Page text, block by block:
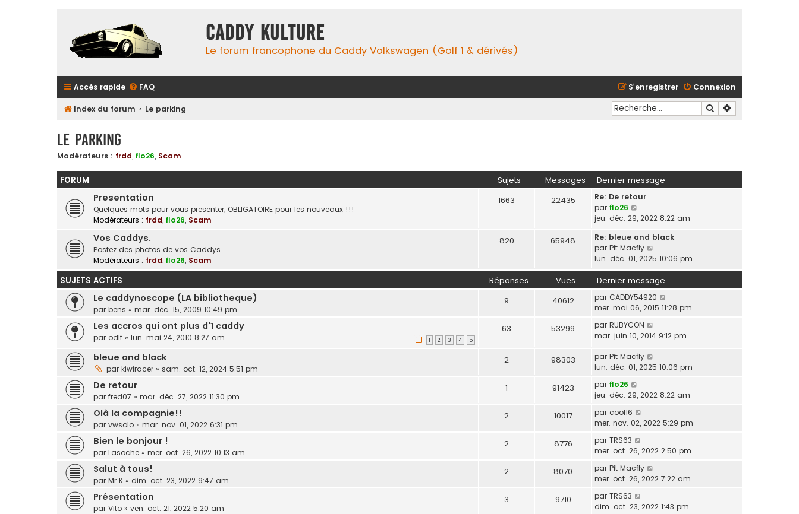
Caddy Kulture
Le forum francophone du Caddy Volkswagen (Golf 1 & dérivés)
Accès rapide FAQ Connexion
S’enregistrer
Index du forum Le parking Rechercher
Le parking
Modérateurs : frdd, flo26, Scam
FORUM Sujets Messages Dernier message
Presentation
Quelques mots pour vous presenter, OBLIGATOIRE pour les nouveaux !!!
Modérateurs : frdd, flo26, Scam
1663 22435
Re: De retour
par flo26
o
r
l
e
d
e
r
n
i
e
e
s
g
e
jeu. déc. 29, 2022 8:22 am
Vos Caddys.
Postez des photos de vos Caddys
Modérateurs : frdd, flo26, Scam
820 65948
Re: bleue and black
par Pit Macfly
o
r
l
e
d
r
e
e
s
a
e
lun. déc. 01, 2025 10:06 pm
SUJETS ACTIFS Réponses Vues Dernier message
Le caddynoscope (LA bibliotheque)
par bens » mar. déc. 15, 2009 10:49 pm
9 40612 par CADDY54920
mer. mai 06, 2015 11:28 pm
Les accros qui ont plus d'1 caddy
par odlf » lun. mai 24, 2010 8:27 am 1 2 3 4 5
63 53299 par RUBYCON
mar. juin 10, 2014 9:12 pm
bleue and black
par kiwiracer » sam. oct. 12, 2024 5:51 pm
2 98303 par Pit Macfly
lun. déc. 01, 2025 10:06 pm
De retour
par fred07 » mar. déc. 27, 2022 11:30 pm
1 91423 par flo26
jeu. déc. 29, 2022 8:22 am
Olà la compagnie!!
par vwsolo » mar. nov. 01, 2022 6:31 pm
2 10017 par cool16
mer. nov. 02, 2022 5:29 pm
Bien le bonjour !
par Lasoche » mer. oct. 26, 2022 10:13 am
2 8776 par TRS63
mer. oct. 26, 2022 2:50 pm
Salut à tous!
par Mr K » dim. oct. 23, 2022 9:47 am
2 8070 par Pit Macfly
mer. oct. 26, 2022 7:22 am
Présentation
par Vito » ven. oct. 21, 2022 5:20 am
3 9710 par TRS63
dim. oct. 23, 2022 1:43 pm